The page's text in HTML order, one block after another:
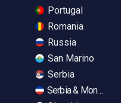
Portugal
Romania
Russia
San Marino
Serbia
Serbia &